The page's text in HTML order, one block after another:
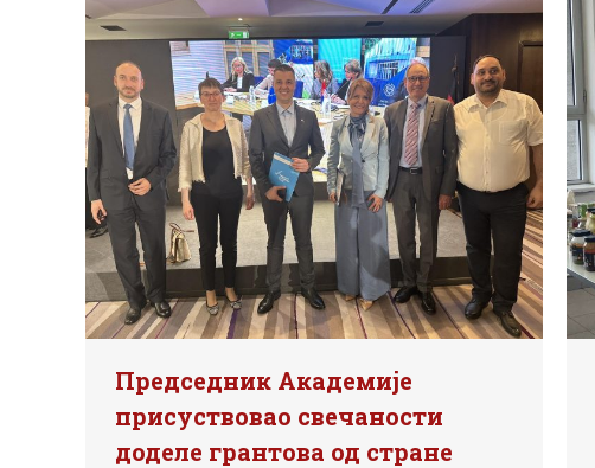
Председник Академије
присуствовао свечаности
доделе грантова од стране